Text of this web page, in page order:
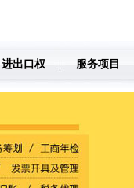
进出口权 服务项目